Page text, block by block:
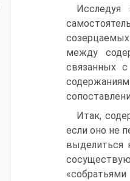
между
связанных
Итак,
если оно не
выделиться